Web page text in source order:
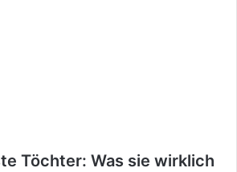
Töchter: Was sie wirklich